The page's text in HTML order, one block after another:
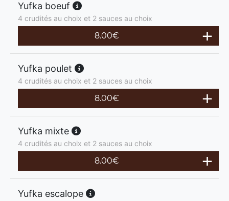
Yufka boeuf
4 crudités au choix et 2 sauces au choix
8.00€
Yufka poulet
4 crudités au choix et 2 sauces au choix
8.00€
Yufka mixte
4 crudités au choix et 2 sauces au choix
8.00€
Yufka escalope